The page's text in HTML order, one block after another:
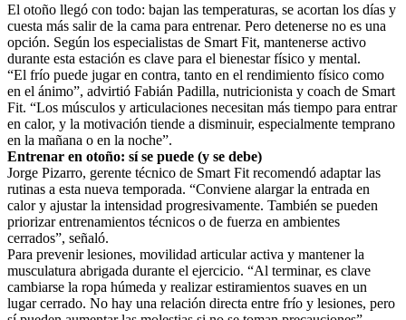
El otoño llegó con todo: bajan las temperaturas, se acortan los días y
cuesta más salir de la cama para entrenar. Pero detenerse no es una
opción. Según los especialistas de Smart Fit, mantenerse activo
durante esta estación es clave para el bienestar físico y mental.
“El frío puede jugar en contra, tanto en el rendimiento físico como
en el ánimo”, advirtió Fabián Padilla, nutricionista y coach de Smart
Fit. “Los músculos y articulaciones necesitan más tiempo para entrar
en calor, y la motivación tiende a disminuir, especialmente temprano
en la mañana o en la noche”.
Entrenar en otoño: sí se puede (y se debe)
Jorge Pizarro, gerente técnico de Smart Fit recomendó adaptar las
rutinas a esta nueva temporada. “Conviene alargar la entrada en
calor y ajustar la intensidad progresivamente. También se pueden
priorizar entrenamientos técnicos o de fuerza en ambientes
cerrados”, señaló.
Para prevenir lesiones, movilidad articular activa y mantener la
musculatura abrigada durante el ejercicio. “Al terminar, es clave
cambiarse la ropa húmeda y realizar estiramientos suaves en un
lugar cerrado. No hay una relación directa entre frío y lesiones, pero